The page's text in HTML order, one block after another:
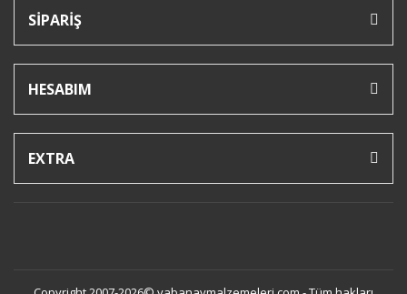
SİPARİŞ
HESABIM
EXTRA